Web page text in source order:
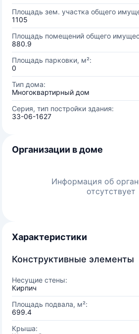
Площадь зем. участка общего
1105
Площадь помещений общего
880.9
Площадь парковки, м²:
0
Тип дома:
Многоквартирный дом
Серия, тип постройки здания:
33-06-1627
Организации в доме
Информация об
отсутствует
Характеристики
Конструктивные элементы
Несущие стены:
Кирпич
Площадь подвала, м²:
699.4
Крыша: